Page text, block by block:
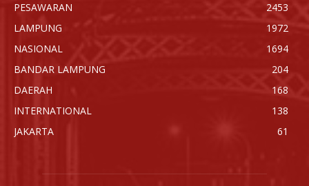
PESAWARAN
2453
LAMPUNG
1972
NASIONAL
1694
BANDAR LAMPUNG
204
DAERAH
168
INTERNATIONAL
138
JAKARTA
61